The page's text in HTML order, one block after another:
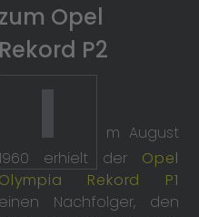
zum Opel
Rekord P2
I
m August
1960 erhielt der Opel
Olympia Rekord P1
einen Nachfolger, den